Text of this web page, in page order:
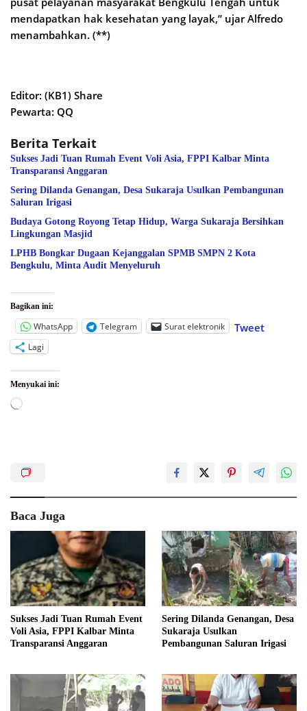
mendapatkan hak kesehatan yang layak,” ujar Alfredo
menambahkan. (**)
Editor: (KB1) Share
Pewarta: QQ
Berita Terkait
Sukses Jadi Tuan Rumah Event Voli Asia, FPPI Kalbar Minta
Transparansi Anggaran
Sering Dilanda Genangan, Desa Sukaraja Usulkan Pembangunan
Saluran Irigasi
Budaya Gotong Royong Tetap Hidup, Warga Sukaraja Bersihkan
Lingkungan Masjid
LPHB Bongkar Dugaan Kejanggalan SPMB SMPN 2 Kota
Bengkulu, Minta Audit Menyeluruh
Bagikan ini:
WhatsApp Telegram Surat elektronik Tweet
Lagi
Menyukai ini:
Memuat...
Baca Juga
Sukses Jadi Tuan Rumah Event
Voli Asia, FPPI Kalbar Minta
Transparansi Anggaran
Sering Dilanda Genangan, Desa
Sukaraja Usulkan
Pembangunan Saluran Irigasi